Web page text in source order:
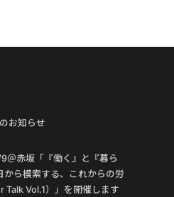
お知らせ
9＠赤坂「『働く』と『暮ら
ら模索する、これからの労
Talk Vol.1）」を開催します